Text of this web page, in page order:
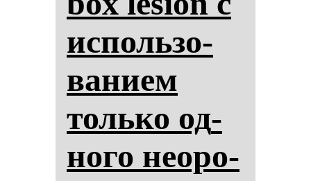
ис­поль­зо­
ва­ни­ем
толь­ко од­
но­го не­оро­